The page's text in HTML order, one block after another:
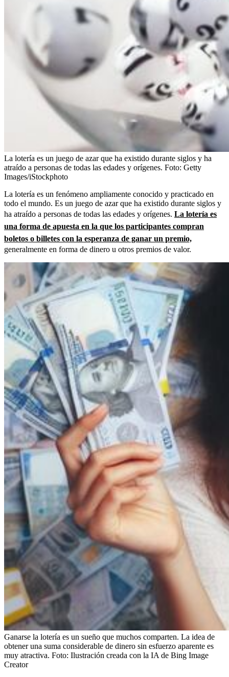
La lotería es un juego de azar que ha existido durante siglos y ha
atraído a personas de todas las edades y orígenes. Foto: Getty
Images/iStockphoto
La lotería es un fenómeno ampliamente conocido y practicado en
todo el mundo. Es un juego de azar que ha existido durante siglos y
ha atraído a personas de todas las edades y orígenes. La lotería es
una forma de apuesta en la que los participantes compran
boletos o billetes con la esperanza de ganar un premio,
generalmente en forma de dinero u otros premios de valor.
Ganarse la lotería es un sueño que muchos comparten. La idea de
obtener una suma considerable de dinero sin esfuerzo aparente es
muy atractiva. Foto: Ilustración creada con la IA de Bing Image
Creator